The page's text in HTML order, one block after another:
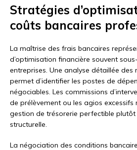
Stratégies
coûts bancaires
La maîtrise des frais bancaires
d’optimisation financière souvent
entreprises. Une analyse détaillée des
permet d’identifier les postes de
négociables. Les commissions
de prélèvement ou les agios excessifs
gestion de trésorerie perfectible plutôt
structurelle.
La négociation des conditions